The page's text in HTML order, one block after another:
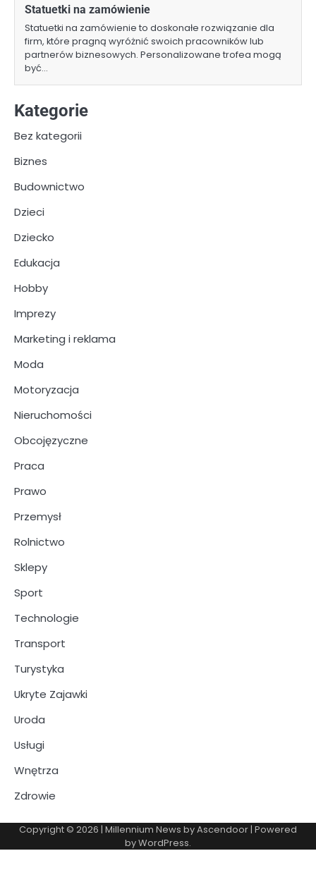
Statuetki na zamówienie
Statuetki na zamówienie to doskonałe rozwiązanie dla
firm, które pragną wyróżnić swoich pracowników lub
partnerów biznesowych. Personalizowane trofea mogą
być…
Kategorie
Bez kategorii
Biznes
Budownictwo
Dzieci
Dziecko
Edukacja
Hobby
Imprezy
Marketing i reklama
Moda
Motoryzacja
Nieruchomości
Obcojęzyczne
Praca
Prawo
Przemysł
Rolnictwo
Sklepy
Sport
Technologie
Transport
Turystyka
Ukryte Zajawki
Uroda
Usługi
Wnętrza
Zdrowie
Copyright © 2026 | Millennium News byAscendoor| Powered
byWordPress.